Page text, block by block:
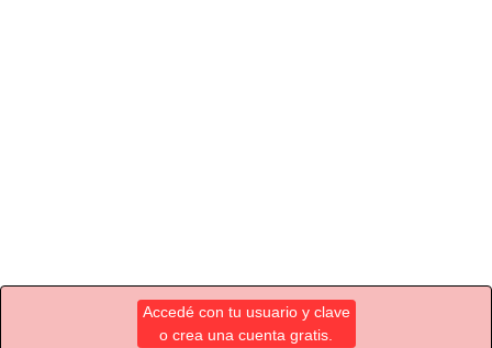
Accedé con tu usuario y clave
o crea una cuenta gratis.